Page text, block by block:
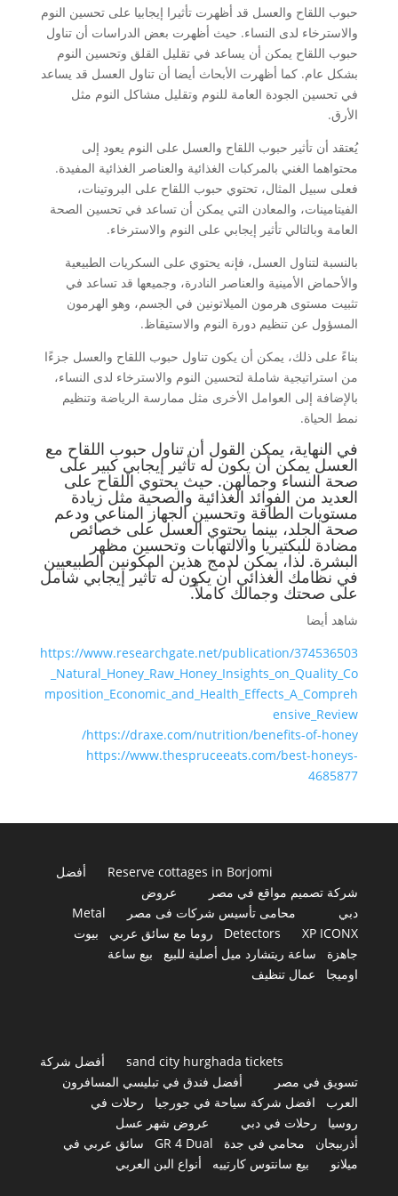
حبوب اللقاح والعسل قد أظهرت تأثيرا إيجابيا على تحسين النوم
والاسترخاء لدى النساء. حيث أظهرت بعض الدراسات أن تناول
حبوب اللقاح يمكن أن يساعد في تقليل القلق وتحسين النوم
بشكل عام. كما أظهرت الأبحاث أيضا أن تناول العسل قد يساعد
في تحسين الجودة العامة للنوم وتقليل مشاكل النوم مثل
الأرق.
يُعتقد أن تأثير حبوب اللقاح والعسل على النوم يعود إلى
محتواهما الغني بالمركبات الغذائية والعناصر الغذائية المفيدة.
فعلى سبيل المثال، تحتوي حبوب اللقاح على البروتينات،
الفيتامينات، والمعادن التي يمكن أن تساعد في تحسين الصحة
العامة وبالتالي تأثير إيجابي على النوم والاسترخاء.
بالنسبة لتناول العسل، فإنه يحتوي على السكريات الطبيعية
والأحماض الأمينية والعناصر النادرة، وجميعها قد تساعد في
تثبيت مستوى هرمون الميلاتونين في الجسم، وهو الهرمون
المسؤول عن تنظيم دورة النوم والاستيقاظ.
بناءً على ذلك، يمكن أن يكون تناول حبوب اللقاح والعسل جزءًا
من استراتيجية شاملة لتحسين النوم والاسترخاء لدى النساء،
بالإضافة إلى العوامل الأخرى مثل ممارسة الرياضة وتنظيم
نمط الحياة.
في النهاية، يمكن القول أن تناول حبوب اللقاح مع
العسل يمكن أن يكون له تأثير إيجابي كبير على
صحة النساء وجمالهن. حيث يحتوي اللقاح على
العديد من الفوائد الغذائية والصحية مثل زيادة
مستويات الطاقة وتحسين الجهاز المناعي ودعم
صحة الجلد، بينما يحتوي العسل على خصائص
مضادة للبكتيريا والالتهابات وتحسين مظهر
البشرة. لذا، يمكن لدمج هذين المكونين الطبيعيين
في نظامك الغذائي أن يكون له تأثير إيجابي شامل
على صحتك وجمالك كاملاً.
شاهد أيضا
https://www.researchgate.net/publication/374536503
_Natural_Honey_Raw_Honey_Insights_on_Quality_Co
mposition_Economic_and_Health_Effects_A_Compreh
ensive_Review
https://draxe.com/nutrition/benefits-of-honey/
https://www.thespruceeats.com/best-honeys-
4685877
Reserve cottages in Borjomi
أفضل
شركة تصميم مواقع في مصر
عروض
دبي
محامى تأسيس شركات فى مصر
Metal
Detectors
XP ICONX روما مع سائق عربي
بيوت
جاهزة
ساعة ريتشارد ميل أصلية للبيع
بيع ساعة
اوميجا
عمال تنظيف
sand city hurghada tickets
أفضل شركة
تسويق في مصر
أفضل فندق في تبليسي المسافرون
العرب
افضل شركة سياحة في جورجيا
رحلات في
روسيا
رحلات في دبي
عروض شهر عسل
أذربيجان
محامي في جدة GR 4 Dual
سائق عربي في
ميلانو
بيع سانتوس كارتييه أنواع البن العربي